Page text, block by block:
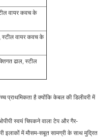
वायर कवच के
स्टील वायर कवच के
ढाल, स्टील
प्राथमिकता है क्योंकि केबल की डिलीवरी में
स्वयं चिपकने वाला टेप और गैर-
में मौसम-सबूत सामग्री के साथ मुद्रित